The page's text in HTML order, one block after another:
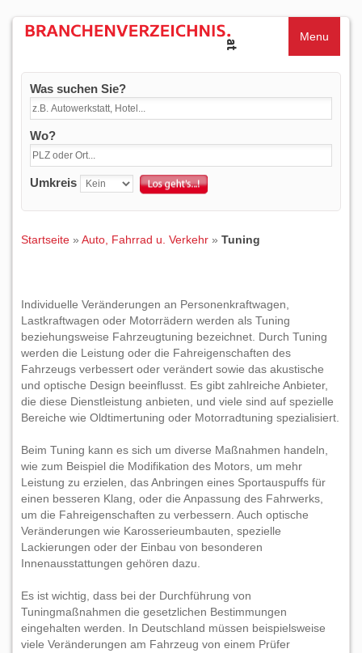
Menu
Was suchen Sie?
Wo?
Umkreis
Startseite » Auto, Fahrrad u. Verkehr » Tuning
Individuelle Veränderungen an Personenkraftwagen,
Lastkraftwagen oder Motorrädern werden als Tuning
beziehungsweise Fahrzeugtuning bezeichnet. Durch Tuning
werden die Leistung oder die Fahreigenschaften des
Fahrzeugs verbessert oder verändert sowie das akustische
und optische Design beeinflusst. Es gibt zahlreiche Anbieter,
die diese Dienstleistung anbieten, und viele sind auf spezielle
Bereiche wie Oldtimertuning oder Motorradtuning spezialisiert.
Beim Tuning kann es sich um diverse Maßnahmen handeln,
wie zum Beispiel die Modifikation des Motors, um mehr
Leistung zu erzielen, das Anbringen eines Sportauspuffs für
einen besseren Klang, oder die Anpassung des Fahrwerks,
um die Fahreigenschaften zu verbessern. Auch optische
Veränderungen wie Karosserieumbauten, spezielle
Lackierungen oder der Einbau von besonderen
Innenausstattungen gehören dazu.
Es ist wichtig, dass bei der Durchführung von
Tuningmaßnahmen die gesetzlichen Bestimmungen
eingehalten werden. In Deutschland müssen beispielsweise
viele Veränderungen am Fahrzeug von einem Prüfer